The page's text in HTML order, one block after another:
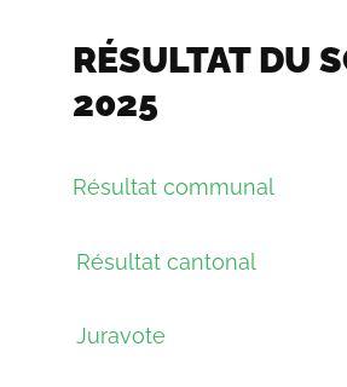
RÉSULTAT DU
2025
Résultat communal
Résultat cantonal
Juravote